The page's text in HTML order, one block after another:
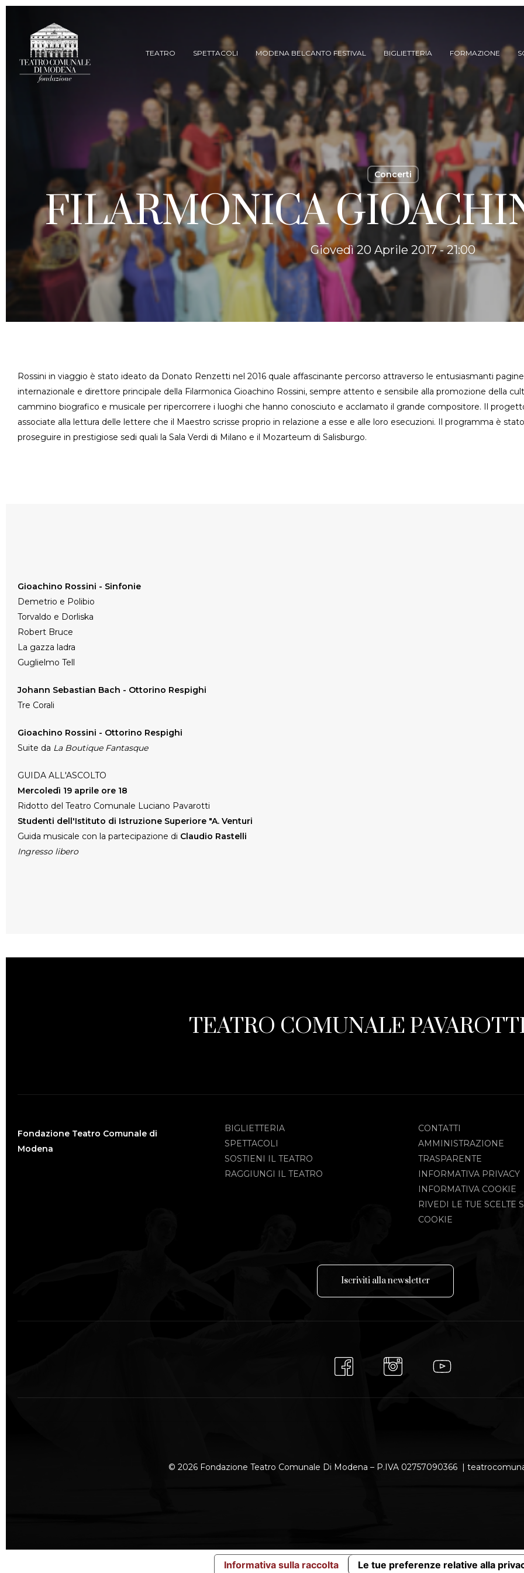
Skip
content
TEATRO SPETTACOLI
ARCHIVIO SPETTACOLI
(DAL 2023/’24)
ARCHIVIO STORICO
(FINO AL 2022/’23)
MODENA BELCANTO FESTIVAL BIGLIETTERIA FORMAZIONE
Concerti
FILARMONICA
Giovedì 20 Aprile 2017 - 21:00
Rossini in viaggio è stato ideato da Donato Renzetti nel 2016 quale affascinante percorso attraverso le entusiasmanti
internazionale e direttore principale della Filarmonica Gioachino Rossini, sempre attento e sensibile alla promozione della
cammino biografico e musicale per ripercorrere i luoghi che hanno conosciuto e acclamato il grande compositore. Il
associate alla lettura delle lettere che il Maestro scrisse proprio in relazione a esse e alle loro esecuzioni. Il programma è
proseguire in prestigiose sedi quali la Sala Verdi di Milano e il Mozarteum di Salisburgo.
Gioachino Rossini - Sinfonie
Demetrio e Polibio
Torvaldo e Dorliska
Robert Bruce
La gazza ladra
Guglielmo Tell
Johann Sebastian Bach - Ottorino Respighi
Tre Corali
Gioachino Rossini - Ottorino Respighi
Suite da La Boutique Fantasque
GUIDA ALL'ASCOLTO
Mercoledì 19 aprile ore 18
Ridotto del Teatro Comunale Luciano Pavarotti
Studenti dell'Istituto di Istruzione Superiore "A. Venturi
Guida musicale con la partecipazione di Claudio Rastelli
Ingresso libero
TEATRO COMUNALE
Fondazione Teatro Comunale di
Modena
BIGLIETTERIA
SPETTACOLI
SOSTIENI IL TEATRO
RAGGIUNGI IL TEATRO
CONTATTI
AMMINISTRAZIONE
TRASPARENTE
INFORMATIVA PRIVACY
INFORMATIVA COOKIE
RIVEDI LE TUE SCELTE
COOKIE
Iscriviti allanewsletter
© 2026 Fondazione Teatro Comunale Di Modena – P.IVA 02757090366 |
Informativa sulla raccolta Le tue preferenze relative alla